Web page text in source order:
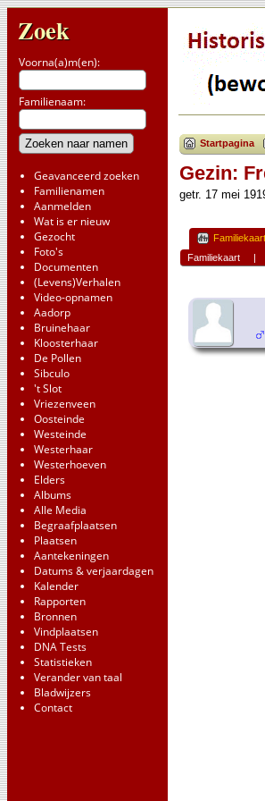
Zoek
Voorna(a)m(en):
Familienaam:
Geavanceerd zoeken
Familienamen
Aanmelden
Wat is er nieuw
Gezocht
Foto's
Documenten
(Levens)Verhalen
Video-opnamen
Aadorp
Bruinehaar
Kloosterhaar
De Pollen
Sibculo
't Slot
Vriezenveen
Oosteinde
Westeinde
Westerhaar
Westerhoeven
Elders
Albums
Alle Media
Begraafplaatsen
Plaatsen
Aantekeningen
Datums & verjaardagen
Kalender
Rapporten
Bronnen
Vindplaatsen
DNA Tests
Statistieken
Verander van taal
Bladwijzers
Contact
Startpagina
Gezin:
getr. 17 mei
Familiekaart
Familiekaart
|